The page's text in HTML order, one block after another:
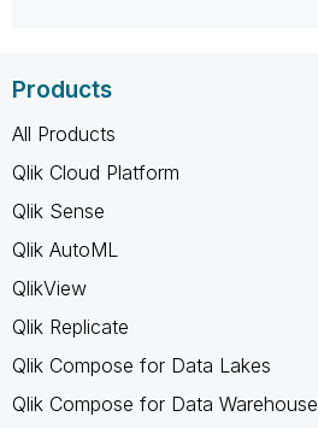
Products
All Products
Qlik Cloud Platform
Qlik Sense
Qlik AutoML
QlikView
Qlik Replicate
Qlik Compose for Data Lakes
Qlik Compose for Data Warehouse